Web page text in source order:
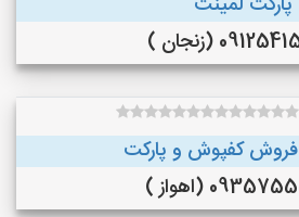
(زنجان )
کفپوش و پارکت
(اهواز )